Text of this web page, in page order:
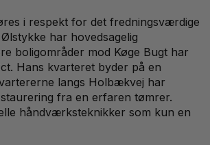
i respekt for det fredningsværdige
har hovedsagelig
boligområder mod Køge Bugt har
Hans kvarteret byder på en
langs Holbækvej har
fra en erfaren tømrer.
håndværksteknikker som kun en